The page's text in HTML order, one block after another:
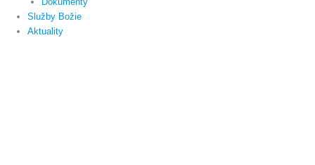
Služby Božie
Aktuality